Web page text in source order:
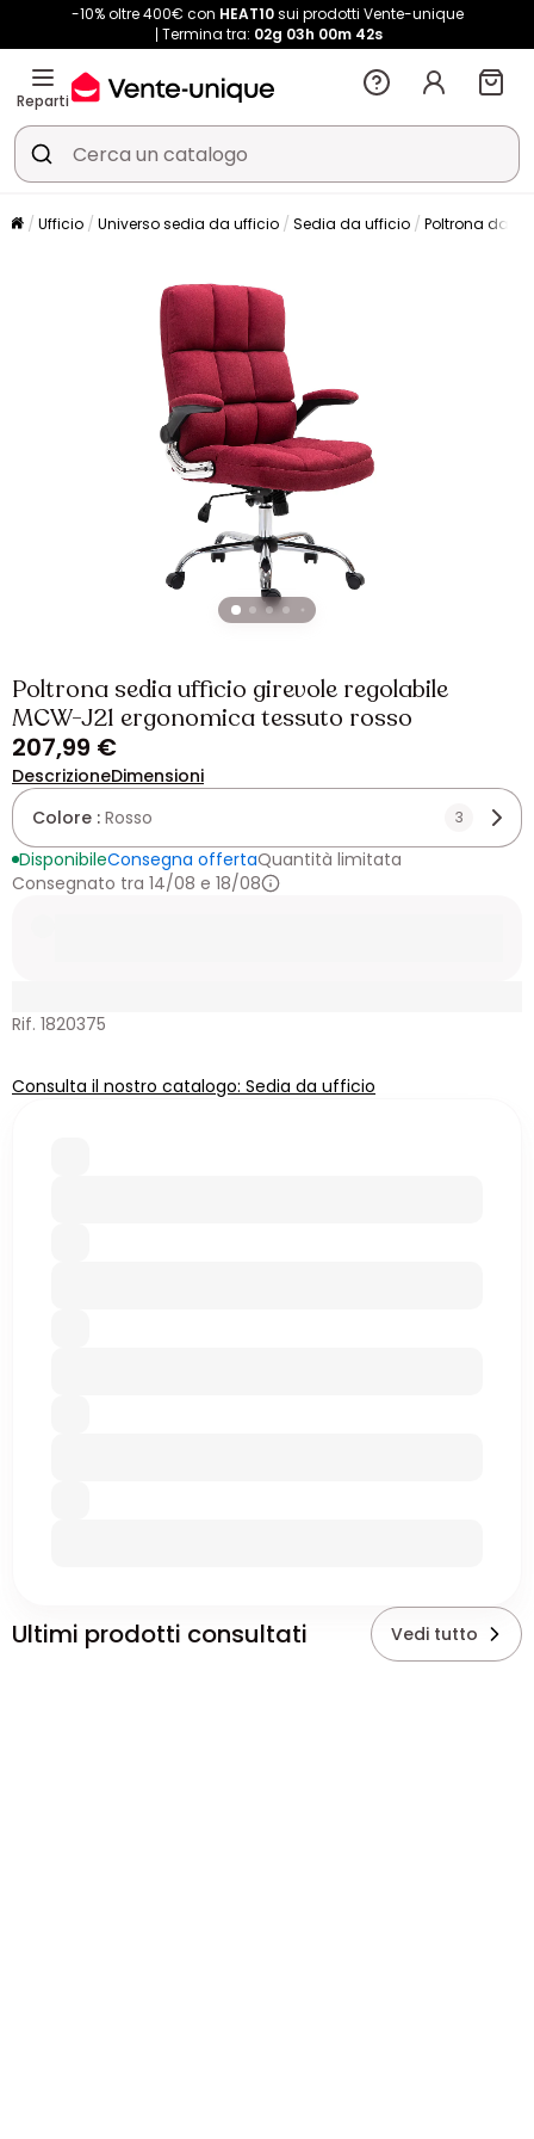
-10% oltre 400€ con HEAT10sui prodotti Vente-unique
Termina tra: 02g 03h 00m 41s
Reparti
Ufficio Universo sedia da ufficio Sedia da ufficio Poltrona da
Poltrona sedia ufficio girevole regolabile
MCW-J21 ergonomica tessuto rosso
207,99 €
DescrizioneDimensioni
Colore : Rosso 3
DisponibileConsegna offertaQuantità limitata
Consegnato tra 14/08 e 18/08
Rif. 1820375
Consulta il nostro catalogo: Sedia da ufficio
Ultimi prodotti consultati Vedi tutto